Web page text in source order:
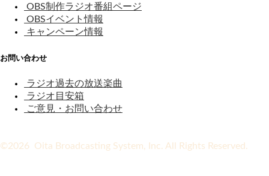
OBS制作ラジオ番組ページ
OBSイベント情報
キャンペーン情報
お問い合わせ
ラジオ過去の放送楽曲
ラジオ目安箱
ご意見・お問い合わせ
©2026 Oita Broadcasting System, Inc. All Rights Reserved.